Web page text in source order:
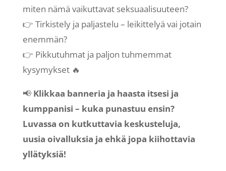
miten nämä vaikuttavat seksuaalisuuteen?
👉 Tirkistely ja paljastelu – leikittelyä vai jotain
enemmän?
👉 Pikkutuhmat ja paljon tuhmemmat
kysymykset 🔥
📢 Klikkaa banneria ja haasta itsesi ja
kumppanisi – kuka punastuu ensin?
Luvassa on kutkuttavia keskusteluja,
uusia oivalluksia ja ehkä jopa kiihottavia
yllätyksiä!